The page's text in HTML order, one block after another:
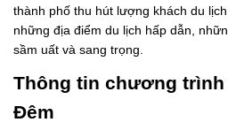
thành phố thu hút lượng khách du
những địa điểm du lịch hấp dẫn,
sầm uất và sang trọng.
Thông tin chương trình
Đêm